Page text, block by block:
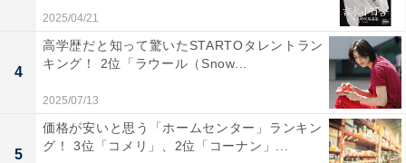
横浜生まれ横浜育ち。グルメと深夜ラジオを愛するライ
ター。FP2級。銃弾を防ぐ少年団と、ポケットに入るモ
ンスターも大好き。最近の悩みはアイスの買い置きが一
瞬でなくなってしまうこと。X（旧Twitter）：てらこ@
ライター（@TeraWEB1）
2025/04/21
4
高学歴だと知って驚いたSTARTOタレントラン
キング！ 2位「ラウール（Snow...
2025/07/13
5
価格が安いと思う「ホームセンター」ランキン
グ！ 3位「コメリ」、2位「コーナン」...